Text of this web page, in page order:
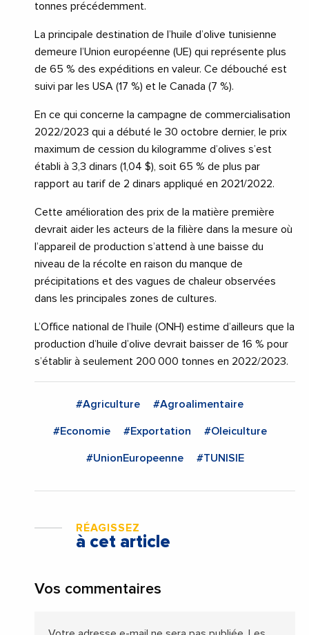
tonnes précédemment.
La principale destination de l’huile d’olive tunisienne
demeure l’Union européenne (UE) qui représente plus
de 65 % des expéditions en valeur. Ce débouché est
suivi par les USA (17 %) et le Canada (7 %).
En ce qui concerne la campagne de commercialisation
2022/2023 qui a débuté le 30 octobre dernier, le prix
maximum de cession du kilogramme d’olives s’est
établi à 3,3 dinars (1,04 $), soit 65 % de plus par
rapport au tarif de 2 dinars appliqué en 2021/2022.
Cette amélioration des prix de la matière première
devrait aider les acteurs de la filière dans la mesure où
l’appareil de production s’attend à une baisse du
niveau de la récolte en raison du manque de
précipitations et des vagues de chaleur observées
dans les principales zones de cultures.
L’Office national de l’huile (ONH) estime d’ailleurs que la
production d’huile d’olive devrait baisser de 16 % pour
s’établir à seulement 200 000 tonnes en 2022/2023.
#Agriculture #Agroalimentaire
#Economie #Exportation #Oleiculture
#UnionEuropeenne #TUNISIE
RÉAGISSEZ
à cet article
Vos commentaires